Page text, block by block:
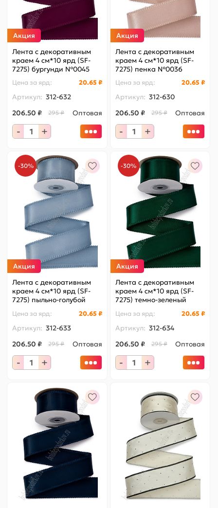
Акция
Лента с декоративным
краем 4 см*10 ярд (SF-
7275) бургунди №0045
Цена за ярд: 20.65 ₽
Артикул: 312-632
206.50 ₽
295 ₽ Оптовая
- +
Акция
Лента с декоративным
краем 4 см*10 ярд (SF-
7275) пенка №0036
Цена за ярд: 20.65 ₽
Артикул: 312-630
206.50 ₽
295 ₽ Оптовая
- +
-30%
Акция
Лента с декоративным
краем 4 см*10 ярд (SF-
7275) пыльно-голубой
Цена за ярд: 20.65 ₽
Артикул: 312-633
206.50 ₽
295 ₽ Оптовая
- +
-30%
Акция
Лента с декоративным
краем 4 см*10 ярд (SF-
7275) темно-зеленый
Цена за ярд: 20.65 ₽
Артикул: 312-634
206.50 ₽
295 ₽ Оптовая
- +